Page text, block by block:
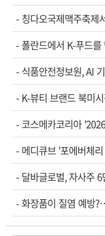
- 칭다오국제맥주축제
- 폴란드에서 K-푸드
- 식품안전정보원, AI
- K-뷰티 브랜드 북미
- 코스메카코리아
- 메디큐브 '포에버체
- 달바글로벌, 자사주
-화장품이 질염 예방